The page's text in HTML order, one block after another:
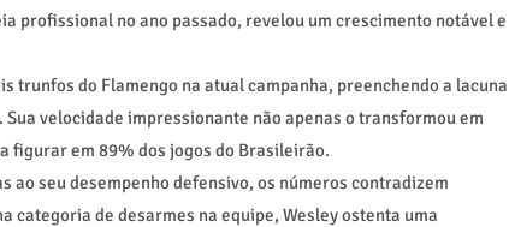
profissional no ano passado, revelou um crescimento notável e
trunfos do Flamengo na atual campanha, preenchendo a lacuna
velocidade impressionante não apenas o transformou em
figurar em 89% dos jogos do Brasileirão.
ao seu desempenho defensivo, os números contradizem
categoria de desarmes na equipe, Wesley ostenta uma